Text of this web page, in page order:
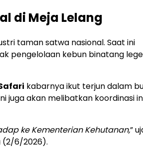
di Meja Lelang
taman satwa nasional. Saat ini
pengelolaan kebun binatang
kabarnya ikut terjun dalam
juga akan melibatkan koordinasi
ke Kementerian Kehutanan,”
(2/6/2026).